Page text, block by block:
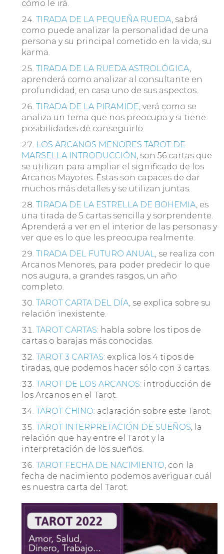
cómo le irá.
TIRADA DE LA PEQUEÑA RUEDA, sabrá
como puede analizar la personalidad de una
persona y su principal cometido en la vida, su
karma.
TIRADA DE LA RUEDA ASTROLÓGICA,
aprenderá como analizar al consultante en
profundidad, en casa uno de sus aspectos.
TIRADA DE LA PIRAMIDE, verá como se
analiza un tema que nos preocupa y si tiene
posibilidades de conseguirlo.
LOS ARCANOS MENORES TAROT DE
MARSELLA INTRODUCCIÓN, son 56 cartas que
se utilizan para ampliar el significado de los
Arcanos Mayores. Éstas son capaces de dar
muchos más detalles y se utilizan juntas.
TIRADA DE LA ESTRELLA DE BOHEMIA, es
una tirada de 5 cartas sencilla y sorprendente.
Aprenderá a ver en el interior de las personas y
ver que es lo que les preocupa realmente.
TIRADA DEL FUTURO ANUAL, se realiza con
Arcanos Menores, para poder predecir lo que
nos augura, a grandes rasgos, un año
completo.
TAROT CARTA DEL DÍA, se explica sobre su
relación inexistente.
TAROT CARTAS: habla sobre los tipos de
cartas o barajas más conocidas.
TAROT 3 CARTAS: explica los 4 tipos de
tiradas, que podemos hacer sólo con 3 cartas.
TAROT DE LOS ARCANOS: introducción de
los Arcanos en el Tarot.
TAROT CHINO: aclaración sobre este Tarot.
TAROT INTERPRETACIÓN DE SUEÑOS, la
relación que hay entre el Tarot y la
interpretación de los sueños.
TAROT FECHA DE NACIMIENTO, con la
fecha de nacimiento podemos averiguar cuál
es nuestra carta del Tarot.